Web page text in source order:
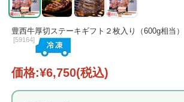
豊西牛厚切ステーキギフト２枚入り（600g相当）
[59164]
価格:¥6,750(税込)